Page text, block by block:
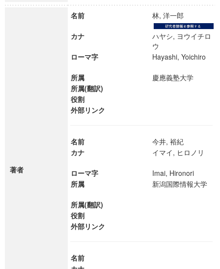
著者
名前 林, 洋一郎
カナ
ハヤシ, ヨウイチロ
ウ
ローマ字
Hayashi, Yoichiro
所属
慶應義塾大学
所属(翻訳)
役割
外部リンク
名前
今井, 裕紀
カナ
イマイ, ヒロノリ
ローマ字
Imai, Hironori
所属
新潟国際情報大学
所属(翻訳)
役割
外部リンク
名前